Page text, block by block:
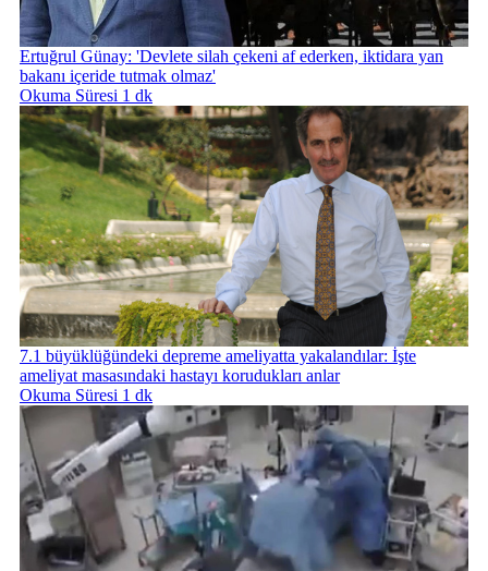
Ertuğrul Günay: 'Devlete silah çekeni af ederken, iktidara yan
bakanı içeride tutmak olmaz'
Okuma Süresi 1 dk
7.1 büyüklüğündeki depreme ameliyatta yakalandılar: İşte
ameliyat masasındaki hastayı korudukları anlar
Okuma Süresi 1 dk